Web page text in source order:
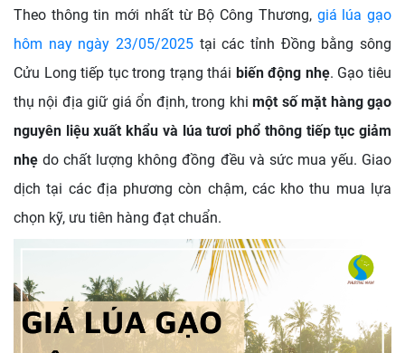
Theo thông tin mới nhất từ Bộ Công Thương, giá lúa gạo
hôm nay ngày 23/05/2025 tại các tỉnh Đồng bằng sông
Cửu Longtiếp tục trong trạng thái biến động nhẹ. Gạo tiêu
thụ nội địa giữ giá ổn định, trong khimột số mặt hàng gạo
nguyên liệu xuất khẩu và lúa tươi phổ thông tiếp tục giảm
nhẹ do chất lượng không đồng đều và sức mua yếu. Giao
dịch tại các địa phương còn chậm, các kho thu mua lựa
chọn kỹ, ưu tiên hàng đạt chuẩn.